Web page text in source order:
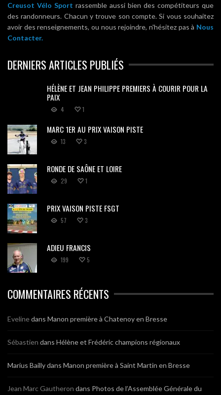
Creusot Vélo Sport rassemble aussi bien des compétiteurs que
des randonneurs. Chacun y trouve son compte. Si vous souhaitez
avoir des renseignements, ou nous rejoindre, n'hésitez pas à Nous
Contacter.
DERNIERS ARTICLES PUBLIÉS
HÉLÈNE ET JEAN PHILIPPE PREMIERS À COURIR POUR LA
PAIX
4 1
MARC 1ER AU PRIX VAISON PISTE
13 3
RONDE DE SAÔNE ET LOIRE
29 1
PRIX VAISON PISTE FSGT
57 3
ADIEU FRANCIS
199 5
COMMENTAIRES RÉCENTS
Evelinedans Manon première à Chatenoy en Bresse
Sébastien dans Hélène et Frédéric champions régionaux
Marius Baillydans Manon première à Saint Martin en Bresse
Jean Marc Gautheron dans Photos de l’Assemblée Générale du